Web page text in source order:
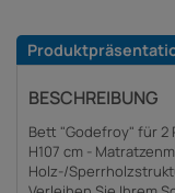
BESCHREIBUNG
Bett "Godefroy" für 2
H107 cm -
Holz-/